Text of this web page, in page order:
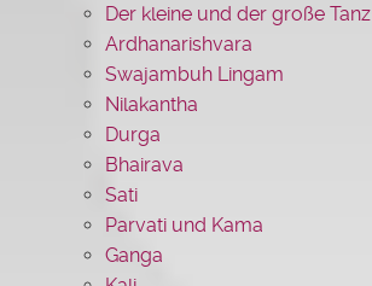
Der kleine und der große Tanz
Ardhanarishvara
Swajambuh Lingam
Nilakantha
Durga
Bhairava
Sati
Parvati und Kama
Ganga